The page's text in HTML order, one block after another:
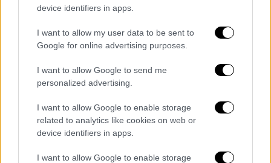
device identifiers in apps.
I want to allow my user data to be sent to
Google for online advertising purposes.
I want to allow Google to send me
personalized advertising.
I want to allow Google to enable storage
related to analytics like cookies on web or
device identifiers in apps.
I want to allow Google to enable storage